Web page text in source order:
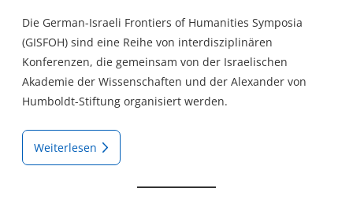
Die German-Israeli Frontiers of Humanities Symposia
(GISFOH) sind eine Reihe von interdisziplinären
Konferenzen, die gemeinsam von der Israelischen
Akademie der Wissenschaften und der Alexander von
Humboldt-Stiftung organisiert werden.
Weiterlesen